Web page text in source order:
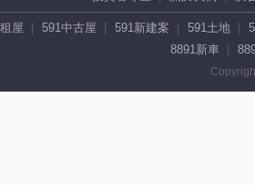
屋 591中古屋 591新建案 591土地
8891新車